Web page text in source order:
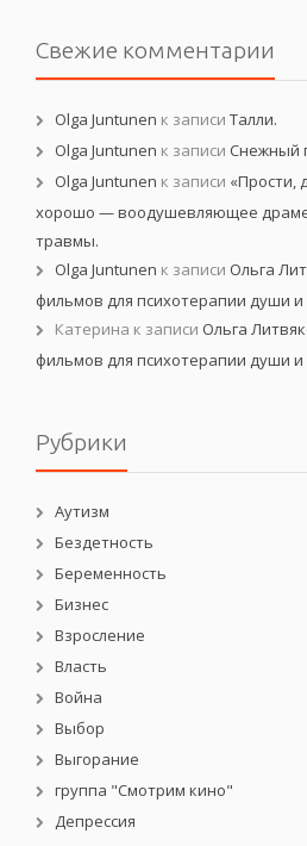
Свежие комментарии
Olga Juntunen к записи Талли.
Olga Juntunen к записи Снежный
Olga Juntunen к записи «Прости,
хорошо — воодушевляющее
травмы.
Olga Juntunen к записи Ольга
фильмов для психотерапии души
Катерина к записи Ольга
фильмов для психотерапии души
Рубрики
Аутизм
Бездетность
Беременность
Бизнес
Взросление
Власть
Война
Выбор
Выгорание
группа "Смотрим кино"
Депрессия